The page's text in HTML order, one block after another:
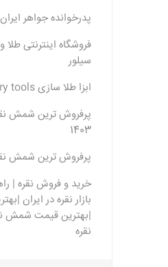
پدرخوانده جواهر ایران
فروشگاه اینترنتی طلا
سیلور
ابزا طلا سازی jewelry tools
پرفروش ترین شمش
1403
پرفروش ترین شمش نقره
خرید و فروش نقره |
بازار نقره در ایران
|بهترین قیمت شمش
نقره